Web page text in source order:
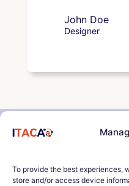
To provide the best experiences,
store and/or access device
John Doe
Designer